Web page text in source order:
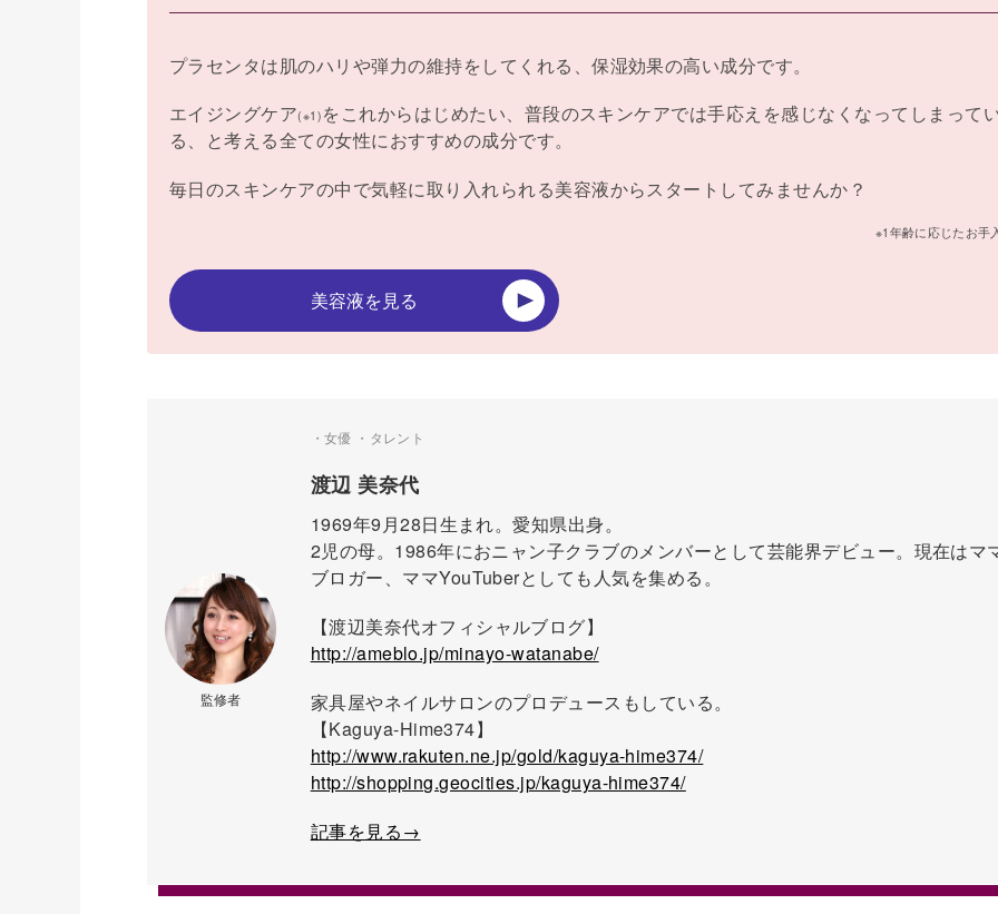
プラセンタは肌のハリや弾力の維持をしてくれる、保湿効果の高い成分です。
エイジングケア(※1) をこれからはじめたい、普段のスキンケアでは手応えを感じなくなってしまって
る、と考える全ての女性におすすめの成分です。
毎日のスキンケアの中で気軽に取り入れられる美容液からスタートしてみませんか？
※1年齢に応じたお手
美容液を見る
監修者
・女優 ・タレント
渡辺 美奈代
1969年9月28日生まれ。愛知県出身。
2児の母。1986年におニャン子クラブのメンバーとして芸能界デビュー。現在はマ
ブロガー、ママYouTuberとしても人気を集める。
【渡辺美奈代オフィシャルブログ】
http://ameblo.jp/minayo-watanabe/
家具屋やネイルサロンのプロデュースもしている。
【Kaguya-Hime374】
http://www.rakuten.ne.jp/gold/kaguya-hime374/
http://shopping.geocities.jp/kaguya-hime374/
記事を見る→